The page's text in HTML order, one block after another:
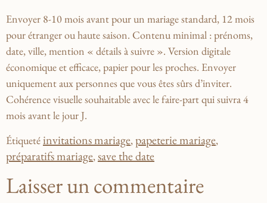
Envoyer 8-10 mois avant pour un mariage standard, 12 mois
pour étranger ou haute saison. Contenu minimal : prénoms,
date, ville, mention « détails à suivre ». Version digitale
économique et efficace, papier pour les proches. Envoyer
uniquement aux personnes que vous êtes sûrs d’inviter.
Cohérence visuelle souhaitable avec le faire-part qui suivra 4
mois avant le jour J.
Étiquetéinvitations mariage,papeterie mariage,
préparatifs mariage,save the date
Laisser un commentaire